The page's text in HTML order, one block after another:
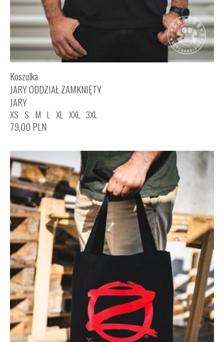
Koszulka
JARY ODDZIAŁ ZAMKNIĘTY
JARY
XS S M L XL XXL 3XL
79,00 PLN